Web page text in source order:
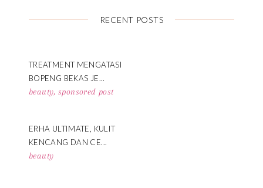
RECENT POSTS
TREATMENT MENGATASI
BOPENG BEKAS JE...
beauty, sponsored post
ERHA ULTIMATE, KULIT
KENCANG DAN CE...
beauty